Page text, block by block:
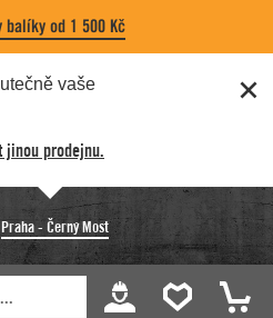
balíky od 1 500 Kč
vaše
jinou prodejnu.
Praha - Černý Most